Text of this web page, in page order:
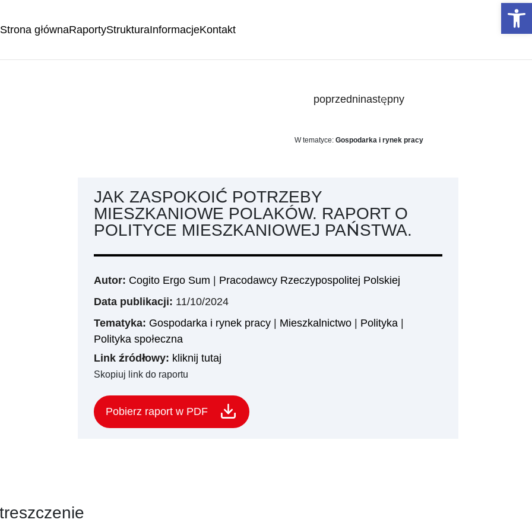
Strona głównaRaportyStrukturaInformacjeKontakt
poprzedninastępny
W tematyce: Gospodarka i rynek pracy
JAK ZASPOKOIĆ POTRZEBY
MIESZKANIOWE POLAKÓW. RAPORT O
POLITYCE MIESZKANIOWEJ PAŃSTWA.
Autor: Cogito Ergo Sum | Pracodawcy Rzeczypospolitej Polskiej
Data publikacji: 11/10/2024
Tematyka: Gospodarka i rynek pracy| Mieszkalnictwo| Polityka|
Polityka społeczna
Link źródłowy: kliknij tutaj
Skopiuj link do raportu
Pobierz raport w PDF